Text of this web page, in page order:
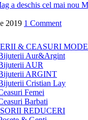
a deschis cel mai nou
2019 1 Comment
& CEASURI
Aur&Argint
AUR
ARGINT
Cristian Lay
Femei
Barbati
REDUCERI